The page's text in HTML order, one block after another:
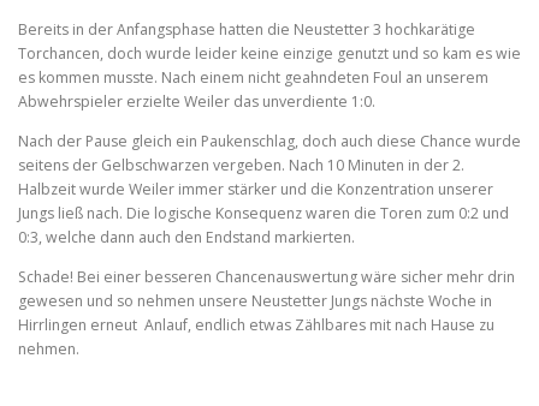
Bereits in der Anfangsphase hatten die Neustetter 3 hochkarätige
Torchancen, doch wurde leider keine einzige genutzt und so kam es wie
es kommen musste. Nach einem nicht geahndeten Foul an unserem
Abwehrspieler erzielte Weiler das unverdiente 1:0.
Nach der Pause gleich ein Paukenschlag, doch auch diese Chance wurde
seitens der Gelbschwarzen vergeben. Nach 10 Minuten in der 2.
Halbzeit wurde Weiler immer stärker und die Konzentration unserer
Jungs ließ nach. Die logische Konsequenz waren die Toren zum 0:2 und
0:3, welche dann auch den Endstand markierten.
Schade! Bei einer besseren Chancenauswertung wäre sicher mehr drin
gewesen und so nehmen unsere Neustetter Jungs nächste Woche in
Hirrlingen erneut Anlauf, endlich etwas Zählbares mit nach Hause zu
nehmen.